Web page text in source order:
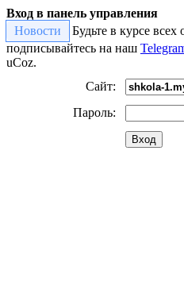
Вход в панель управления
Новости
Будьте в курсе всех
подписывайтесь на наш
uCoz.
Сайт:
Пароль:
Вход